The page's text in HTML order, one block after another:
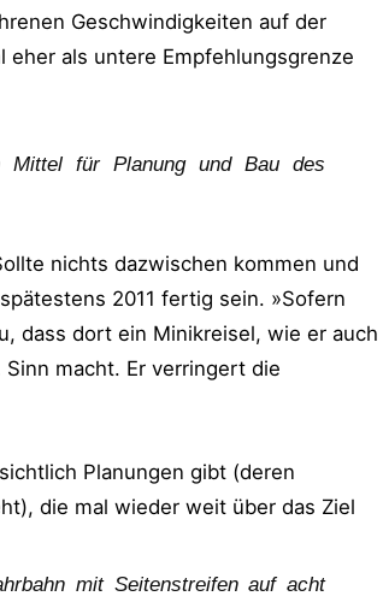
Geschwindigkeiten auf der
als untere Empfehlungsgrenze
Mittel für Planung und Bau des
nichts dazwischen kommen und
2011 fertig sein. »Sofern
dass dort ein Minikreisel, wie er auch
macht. Er verringert die
Planungen gibt (deren
die mal wieder weit über das Ziel
mit Seitenstreifen auf acht